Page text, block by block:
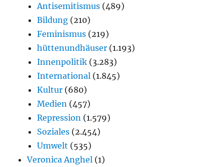
Antisemitismus (489)
Bildung (210)
Feminismus (219)
hüttenundhäuser (1.193)
Innenpolitik (3.283)
International (1.845)
Kultur (680)
Medien (457)
Repression (1.579)
Soziales (2.454)
Umwelt (535)
Veronica Anghel (1)